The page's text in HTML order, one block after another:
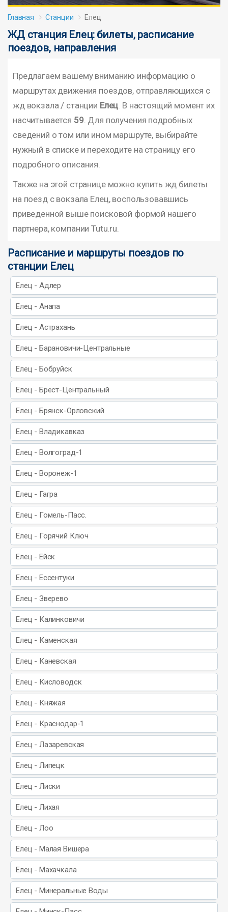
Главная Станции Елец
ЖД станция Елец: билеты, расписание
поездов, направления
Предлагаем вашему вниманию информацию о
маршрутах движения поездов, отправляющихся с
жд вокзала / станции Елец . В настоящий момент их
насчитывается 59. Для получения подробных
сведений о том или ином маршруте, выбирайте
нужный в списке и переходите на страницу его
подробного описания.
Также на этой странице можно купить жд билеты
на поезд с вокзала Елец, воспользовавшись
приведенной выше поисковой формой нашего
партнера, компании Tutu.ru.
Расписание и маршруты поездов по
станции Елец
Елец - Адлер
Елец - Анапа
Елец - Астрахань
Елец - Барановичи-Центральные
Елец - Бобруйск
Елец - Брест-Центральный
Елец - Брянск-Орловский
Елец - Владикавказ
Елец - Волгоград-1
Елец - Воронеж-1
Елец - Гагра
Елец - Гомель-Пасс.
Елец - Горячий Ключ
Елец - Ейск
Елец - Ессентуки
Елец - Зверево
Елец - Калинковичи
Елец - Каменская
Елец - Каневская
Елец - Кисловодск
Елец - Княжая
Елец - Краснодар-1
Елец - Лазаревская
Елец - Липецк
Елец - Лиски
Елец - Лихая
Елец - Лоо
Елец - Малая Вишера
Елец - Махачкала
Елец - Минеральные Воды